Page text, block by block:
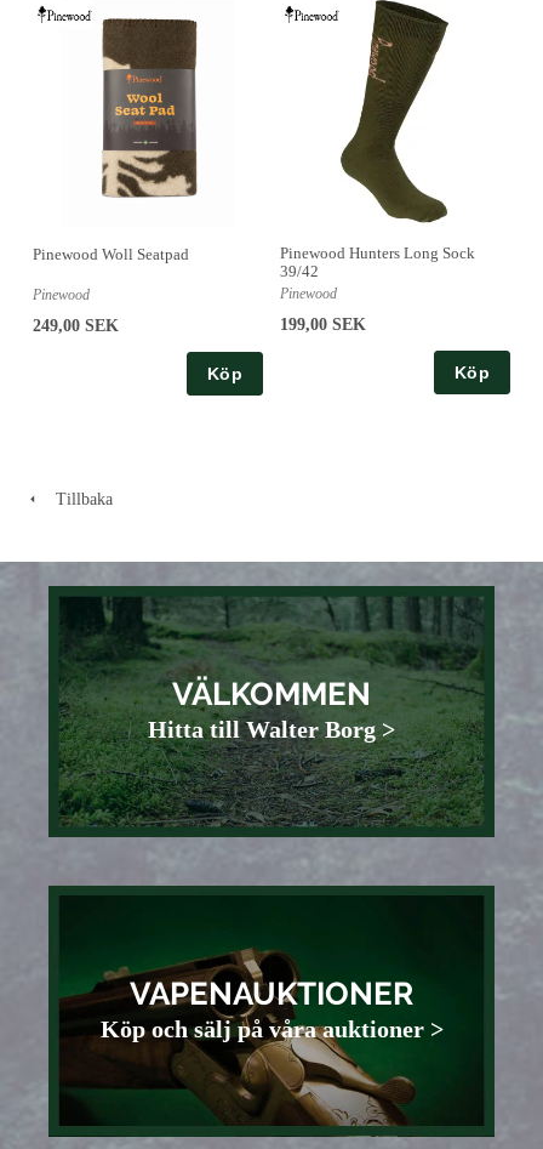
Pinewood Woll Seatpad
Pinewood
249,00 SEK
Köp
Pinewood Hunters Long Sock
39/42
Pinewood
199,00 SEK
Köp
Tillbaka
VÄLKOMMEN
Hitta till Walter Borg >
VAPENAUKTIONER
Köp och sälj på våra auktioner >